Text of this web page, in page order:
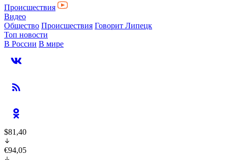
Происшествия
Видео
Общество Происшествия Говорит Липецк
Топ новости
В России В мире
$81,40
€94,05